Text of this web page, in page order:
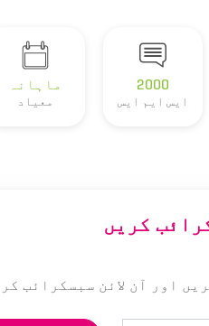
2000
ایس ایم ایس
ماہانہ
معیاد
کریں
اور آن لائن سبسکرائب